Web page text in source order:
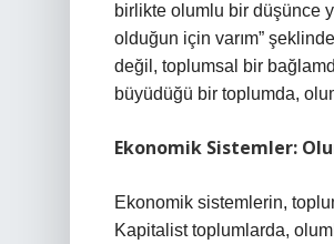
birlikte olumlu bir düşünce
olduğun için varım”
değil, toplumsal bir
büyüdüğü bir toplumda,
Ekonomik Sistemler:
Ekonomik sistemlerin,
Kapitalist toplumlarda,